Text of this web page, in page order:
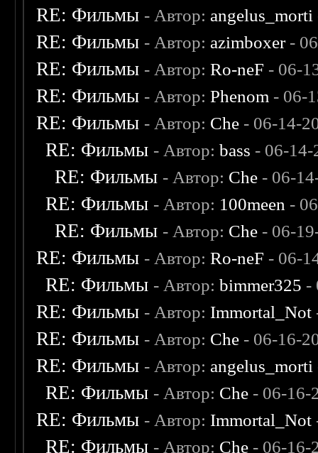
RE: Фильмы - Автор: angelus_morti
RE: Фильмы - Автор: azimboxer-
RE: Фильмы - Автор:Ro-neF - 06-
RE: Фильмы - Автор:Phenom - 06-
RE: Фильмы - Автор: Che - 06-14-
RE: Фильмы - Автор:bass - 06-14-
RE: Фильмы - Автор: Che - 06-
RE: Фильмы - Автор: 100meen -
RE: Фильмы - Автор: Che - 06-
RE: Фильмы - Автор:Ro-neF - 06-
RE: Фильмы - Автор:bimmer325 -
RE: Фильмы - Автор: Immortal_Not
RE: Фильмы - Автор: Che - 06-16-
RE: Фильмы - Автор: angelus_morti
RE: Фильмы - Автор: Che - 06-16-
RE: Фильмы - Автор: Immortal_Not
RE: Фильмы - Автор: Che - 06-16-